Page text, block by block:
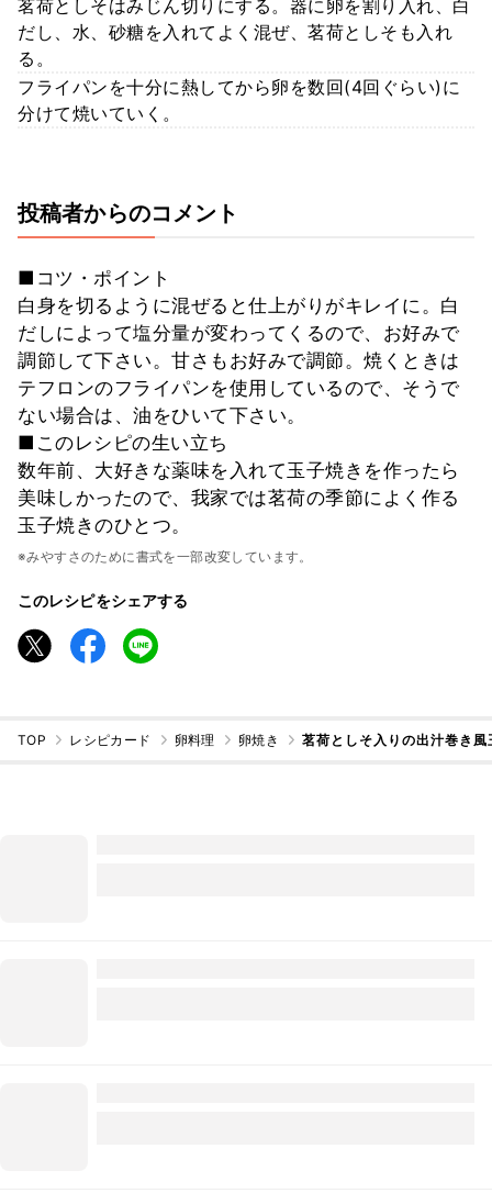
茗荷としそはみじん切りにする。器に卵を割り入れ、白
だし、水、砂糖を入れてよく混ぜ、茗荷としそも入れ
る。
フライパンを十分に熱してから卵を数回(4回ぐらい)に
分けて焼いていく。
投稿者からのコメント
■コツ・ポイント
白身を切るように混ぜると仕上がりがキレイに。白
だしによって塩分量が変わってくるので、お好みで
調節して下さい。甘さもお好みで調節。焼くときは
テフロンのフライパンを使用しているので、そうで
ない場合は、油をひいて下さい。
■このレシピの生い立ち
数年前、大好きな薬味を入れて玉子焼きを作ったら
美味しかったので、我家では茗荷の季節によく作る
玉子焼きのひとつ。
※みやすさのために書式を一部改変しています。
このレシピをシェアする
TOP レシピカード 卵料理 卵焼き 茗荷としそ入りの出汁巻き風